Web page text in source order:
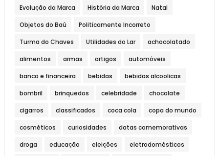
Evolução da Marca História da Marca Natal
Objetos do Baú Politicamente Incorreto
Turma do Chaves Utilidades do Lar achocolatado
alimentos armas artigos automóveis
banco e financeira bebidas bebidas alcoolicas
bombril brinquedos celebridade chocolate
cigarros classificados coca cola copa do mundo
cosméticos curiosidades datas comemorativas
droga educação eleições eletrodomésticos